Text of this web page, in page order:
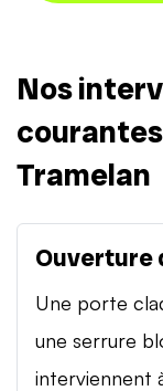
Nos
Tramelan
Ouverture
Une porte
une serrure
interviennent